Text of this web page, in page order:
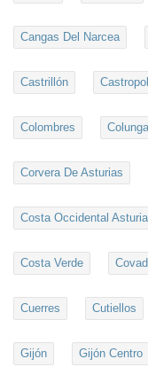
Cangas Del Narcea
Castrillón Castropol
Colombres Colunga
Corvera De Asturias
Costa Occidental
Costa Verde
Cuerres Cutiellos
Gijón Gijón Centro